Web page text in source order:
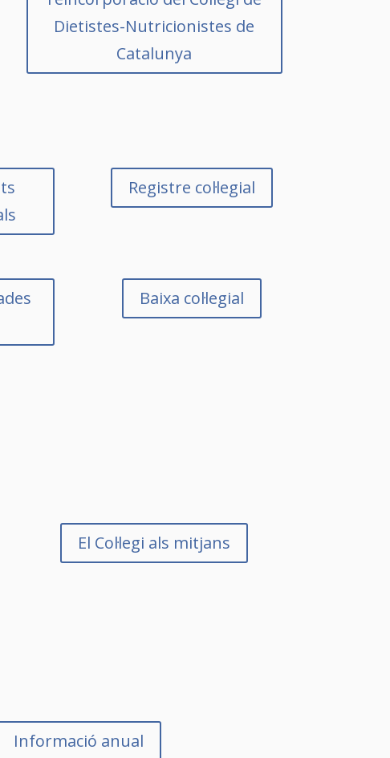
Dietistes-Nutricionistes de
Catalunya
Registre col·legial
Baixa col·legial
El Col·legi als mitjans
Informació anual